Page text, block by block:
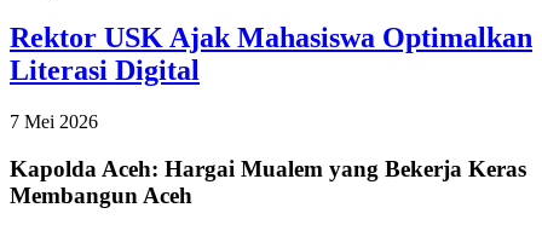
Rektor USK Ajak Mahasiswa Optimalkan
Literasi Digital
7 Mei 2026
Kapolda Aceh: Hargai Mualem yang Bekerja Keras
Membangun Aceh